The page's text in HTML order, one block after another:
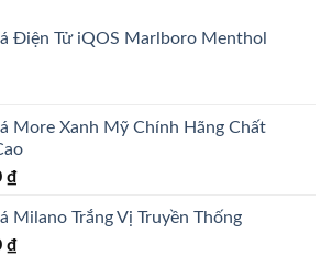
Điện Tử iQOS Marlboro Menthol
More Xanh Mỹ Chính Hãng Chất
₫
Milano Trắng Vị Truyền Thống
₫